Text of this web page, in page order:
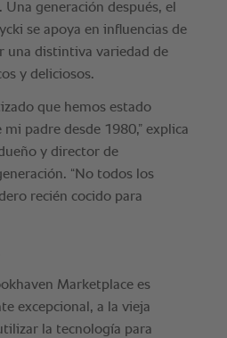
generación después, el
se apoya en influencias de
una distintiva variedad de
y deliciosos.
que hemos estado
padre desde 1980,” explica
y director de
“No todos los
recién cocido para
Marketplace es
excepcional, a la vieja
la tecnología para